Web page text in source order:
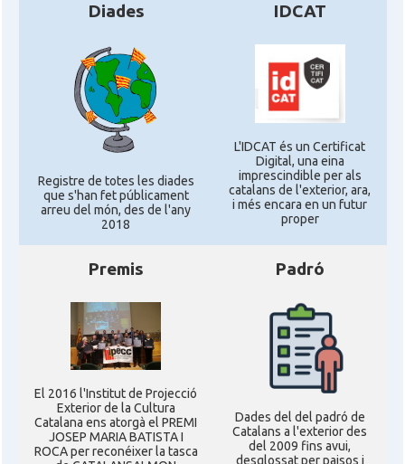
Diades
Registre de totes les diades
que s'han fet públicament
arreu del món, des de l'any
2018
IDCAT
L'IDCAT és un Certificat
Digital, una eina
imprescindible per als
catalans de l'exterior, ara,
i més encara en un futur
proper
Premis
El 2016 l'Institut de Projecció
Exterior de la Cultura
Catalana ens atorgà el PREMI
JOSEP MARIA BATISTA I
ROCA per reconéixer la tasca
Padró
Dades del del padró de
Catalans a l'exterior des
del 2009 fins avui,
desglossat per paisos i